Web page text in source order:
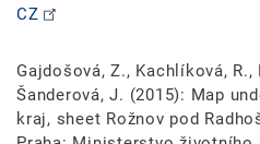
CZ
Gajdošová, Z., Kachlíková, R.,
Šanderová, J. (2015): Map
kraj, sheet Rožnov pod